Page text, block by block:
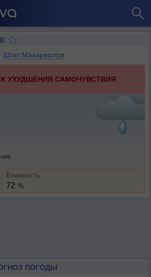
Штат Махараштра
УХУДШЕНИЯ САМОЧУВСТВИЯ
Влажность
72 %
ПОГОДЫ